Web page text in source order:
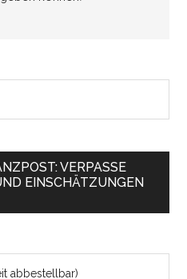
VERPASSE
EINSCHÄTZUNGEN